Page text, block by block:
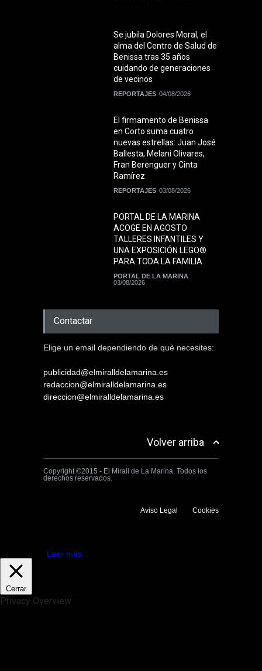
Se jubila Dolores Moral, el
alma del Centro de Salud de
Benissa tras 35 años
cuidando de generaciones
de vecinos
REPORTAJES 04/08/2026
El firmamento de Benissa
en Corto suma cuatro
nuevas estrellas: Juan José
Ballesta, Melani Olivares,
Fran Berenguer y Cinta
Ramírez
REPORTAJES 03/08/2026
PORTAL DE LA MARINA
ACOGE EN AGOSTO
TALLERES INFANTILES Y
UNA EXPOSICIÓN LEGO®
PARA TODA LA FAMILIA
PORTAL DE LA MARINA
03/08/2026
Contactar
Elige un email dependiendo de què necesites:
publicidad@elmiralldelamarina.es
redaccion@elmiralldelamarina.es
direccion@elmiralldelamarina.es
Volver arriba
Copyright ©2015 - El Mirall de La Marina. Todos los
derechos reservados.
Aviso Legal Cookies
Leer más
Cerrar
Privacy Overview